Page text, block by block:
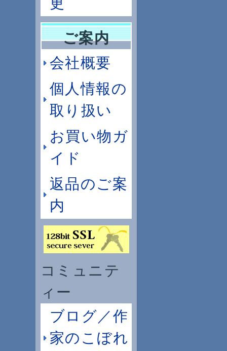
ご案内
会社概要
個人情報の
取り扱い
お買い物ガ
イド
返品のご案
内
コミュニテ
ィー
ブログ／作
家のこぼれ